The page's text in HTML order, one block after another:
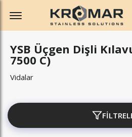
Offcanvas Menu Open
YSB Üçgen Dişli
7500 C)
Vidalar